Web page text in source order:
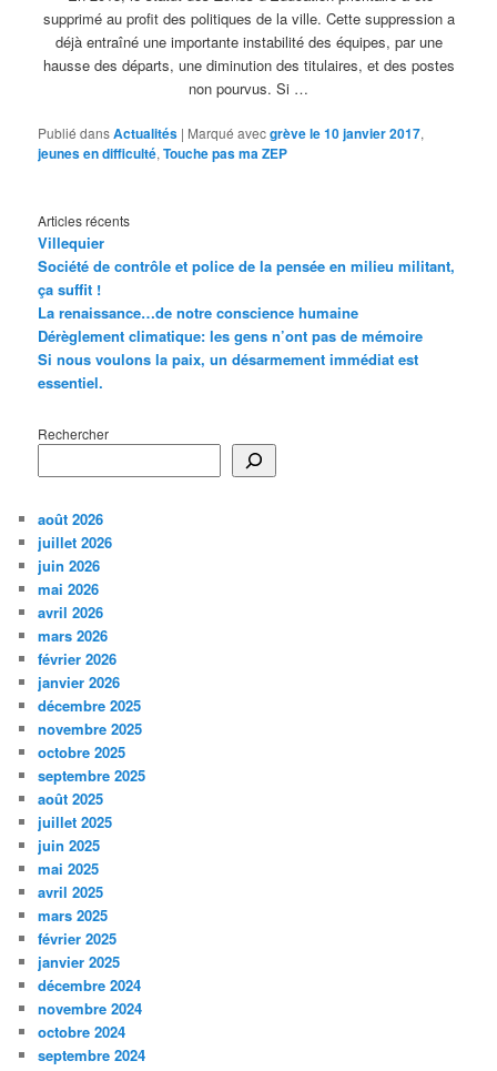
supprimé au profit des politiques de la ville. Cette suppression a
déjà entraîné une importante instabilité des équipes, par une
hausse des départs, une diminution des titulaires, et des postes
non pourvus. Si …
Publié dansActualités | Marqué avecgrève le 10 janvier 2017,
jeunes en difficulté,Touche pas ma ZEP
Articles récents
Villequier
Société de contrôle et police de la pensée en milieu militant,
ça suffit !
La renaissance…de notre conscience humaine
Dérèglement climatique: les gens n’ont pas de mémoire
Si nous voulons la paix, un désarmement immédiat est
essentiel.
Rechercher
août 2026
juillet 2026
juin 2026
mai 2026
avril 2026
mars 2026
février 2026
janvier 2026
décembre 2025
novembre 2025
octobre 2025
septembre 2025
août 2025
juillet 2025
juin 2025
mai 2025
avril 2025
mars 2025
février 2025
janvier 2025
décembre 2024
novembre 2024
octobre 2024
septembre 2024